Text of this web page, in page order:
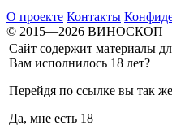
О проекте Контакты
© 2015—2026 ВИНОСКОП
Сайт содержит материалы
Вам исполнилось 18 лет?
Перейдя по ссылке вы так
Да, мне есть 18